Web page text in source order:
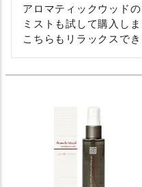
アロマティックウッド
ミストも試して購入しま
こちらもリラックスでき